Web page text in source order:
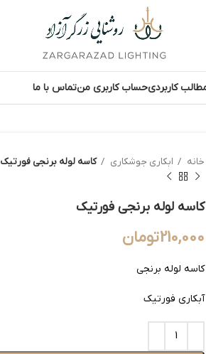
کاربردیحساب کاربری منتماس با ما
خانه ابکاری جوشکاری کاسه لوله برنجی فورتیک
کاسه لوله برنجی فورتیک
210,000تومان
کاسه لوله برنجی
آبکاری فورتیک